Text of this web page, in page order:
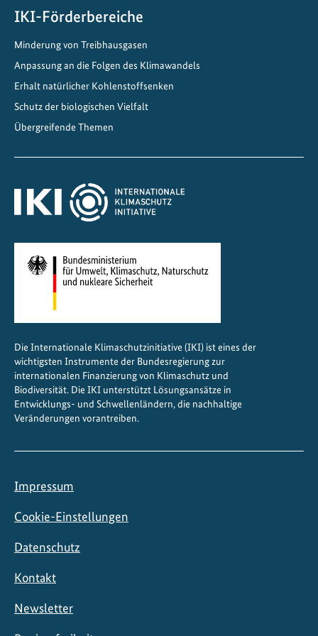
i
n
n
a
s
a
m
m
IKI-Förderbereiche
Minderung von Treibhausgasen
Anpassung an die Folgen des Klimawandels
Erhalt natürlicher Kohlenstoffsenken
Schutz der biologischen Vielfalt
Übergreifende Themen
Die Internationale Klimaschutzinitiative (IKI) ist eines der
wichtigsten Instrumente der Bundesregierung zur
internationalen Finanzierung von Klimaschutz und
Biodiversität. Die IKI unterstützt Lösungsansätze in
Entwicklungs- und Schwellenländern, die nachhaltige
Veränderungen vorantreiben.
Impressum
Cookie-Einstellungen
Datenschutz
Kontakt
Newsletter